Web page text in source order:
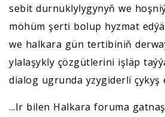
sebit durnuklylygynyň we
möhüm şerti bolup hyzmat
we halkara gün tertibiniň
ylalaşykly çözgütlerini işläp
dialog ugrunda yzygiderli çykyş
...Ir bilen Halkara foruma